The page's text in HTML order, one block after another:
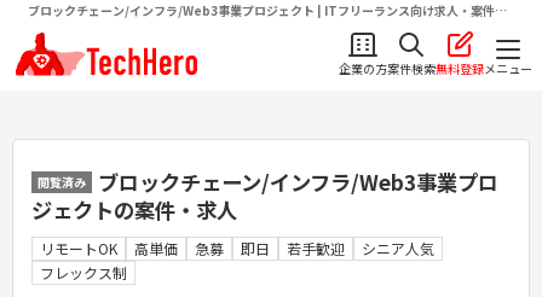
ブロックチェーン/インフラ/Web3事業プロジェクト | ITフリーランス向け求人・案件情
報サイトテクヒロ（TechHero）
企業の方案件検索無料登録メニュー
閲覧済み
ブロックチェーン/インフラ/Web3事業プロ
ジェクトの案件・求人
リモートOK 高単価 急募 即日 若手歓迎
シニア人気
フレックス制